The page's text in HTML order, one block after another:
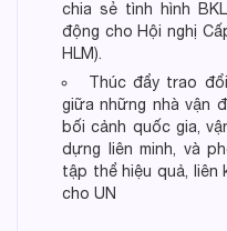
chia sẻ tình hình
động cho Hội nghị
HLM).
Thúc đẩy trao
giữa những nhà vận
bối cảnh quốc gia,
dựng liên minh, và
tập thể hiệu quả, liên
cho UN